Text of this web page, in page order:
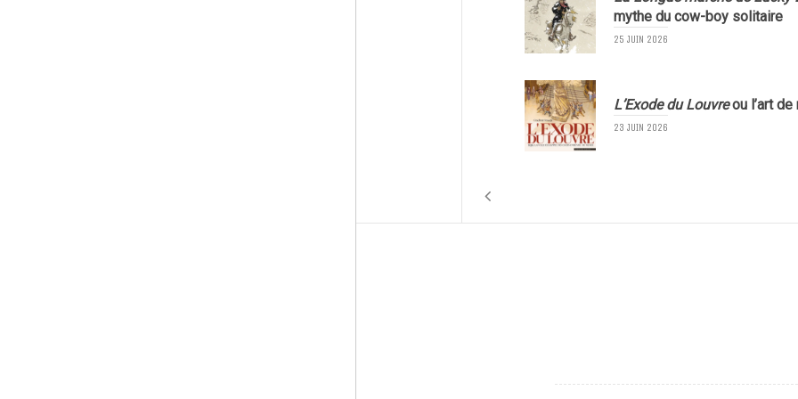
mythe du cow-boy solitaire
25 JUIN 2026
L’Exode du Louvreou l’art
23 JUIN 2026